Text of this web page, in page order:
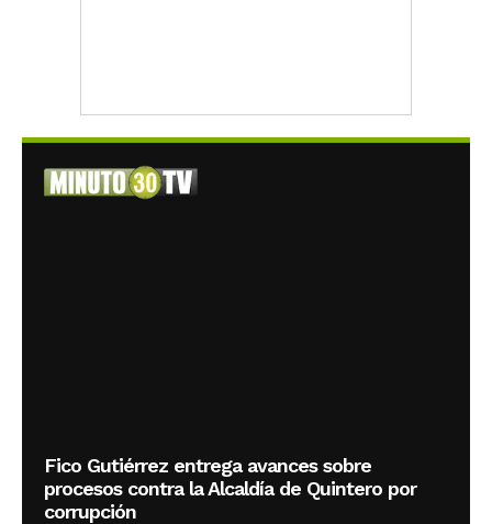
Fico Gutiérrez entrega avances sobre
procesos contra la Alcaldía de Quintero por
corrupción